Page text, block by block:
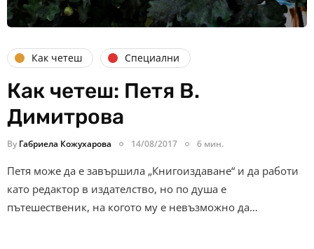
Как четеш Специални
Как четеш: Петя В.
Димитрова
By Габриела Кожухарова 14/08/2017 6 мин.
Петя може да е завършила „Книгоиздаване“ и да работи
като редактор в издателство, но по душа е
пътешественик, на когото му е невъзможно да…